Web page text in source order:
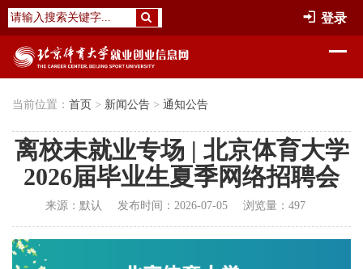
登录
当前位置： 首页 > 新闻公告 > 通知公告
离校未就业专场 | 北京体育大学
2026届毕业生夏季网络招聘会
来源： 默认 发布时间： 2026-07-05 浏览量： 497